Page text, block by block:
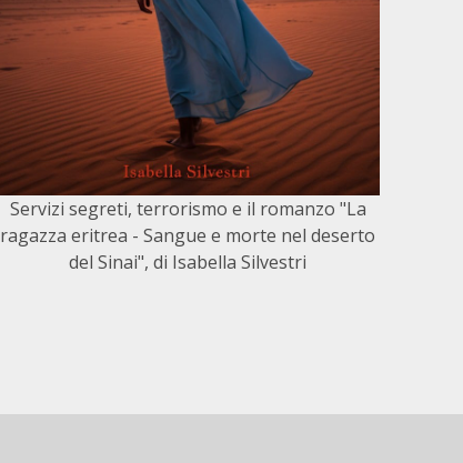
Servizi segreti, terrorismo e il romanzo "La
ragazza eritrea - Sangue e morte nel deserto
del Sinai", di Isabella Silvestri